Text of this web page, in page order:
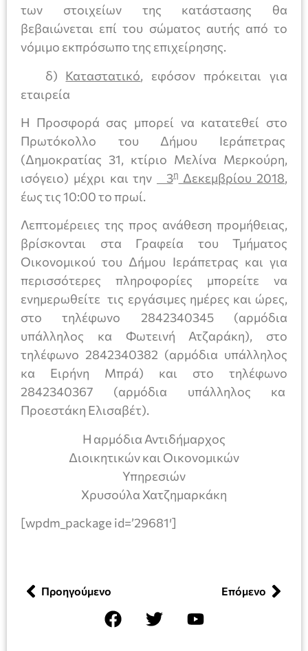
των στοιχείων της κατάστασης θα
βεβαιώνεται επί του σώματος αυτής από το
νόμιμο εκπρόσωπο της επιχείρησης.
δ) Καταστατικό, εφόσον πρόκειται για
εταιρεία
Η Προσφορά σας μπορεί να κατατεθεί στο
Πρωτόκολλο του Δήμου Ιεράπετρας
(Δημοκρατίας 31, κτίριο Μελίνα Μερκούρη,
ισόγειο) μέχρι και την
3η Δεκεμβρίου 2018,
έως τις 10:00 το πρωί.
Λεπτομέρειες της προς ανάθεση προμήθειας,
βρίσκονται στα Γραφεία του Τμήματος
Οικονομικού του Δήμου Ιεράπετρας και για
περισσότερες πληροφορίες μπορείτε να
ενημερωθείτε τις εργάσιμες ημέρες και ώρες,
στο τηλέφωνο 2842340345 (αρμόδια
υπάλληλος κα Φωτεινή Ατζαράκη), στο
τηλέφωνο 2842340382 (αρμόδια υπάλληλος
κα Ειρήνη Μπρά) και στο τηλέφωνο
2842340367 (αρμόδια υπάλληλος κα
Προεστάκη Ελισαβέτ).
Η αρμόδια Αντιδήμαρχος
Διοικητικών και Οικονομικών
Υπηρεσιών
Χρυσούλα Χατζημαρκάκη
[wpdm_package id=’29681′]
Προηγούμενο Επόμενο